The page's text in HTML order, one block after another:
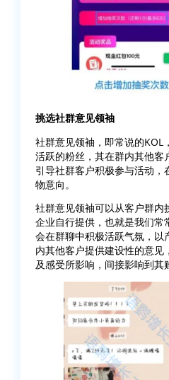
挑选社群意见领袖
社群意见领袖，即常说的KOL
活跃的粉丝，其在群内其他客
引导社群客户积极参与活动
物意向。
社群意见领袖可以从客户群内
企业自行提供，也就是我们
会在群聊中积极活跃气氛，
内其他客户提供建设性的意
及感受所影响，间接影响到其